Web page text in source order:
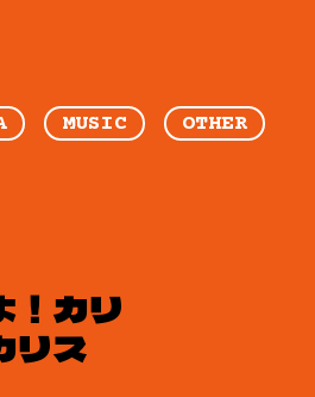
MUSIC OTHER
！カリ
リス